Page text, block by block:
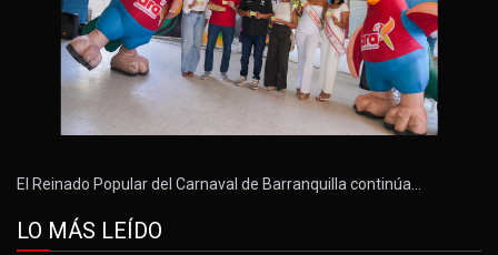
El Reinado Popular del Carnaval de Barranquilla continúa…
LO MÁS LEÍDO